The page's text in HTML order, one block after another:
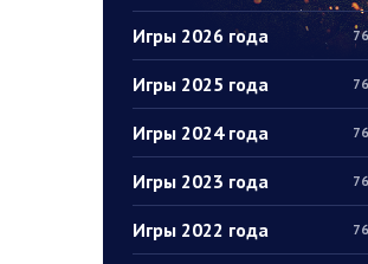
Игры 2026 года
Игры 2025 года
Игры 2024 года
Игры 2023 года
Игры 2022 года